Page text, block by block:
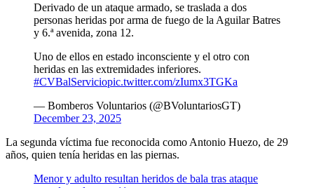
Derivado de un ataque armado, se traslada a dos
personas heridas por arma de fuego de la Aguilar Batres
y 6.ª avenida, zona 12.
Uno de ellos en estado inconsciente y el otro con
heridas en las extremidades inferiores.
#CVBalServiciopic.twitter.com/zIumx3TGKa
— Bomberos Voluntarios (@BVoluntariosGT)
December 23, 2025
La segunda víctima fue reconocida como Antonio Huezo, de 29
años, quien tenía heridas en las piernas.
Menor y adulto resultan heridos de bala tras ataque